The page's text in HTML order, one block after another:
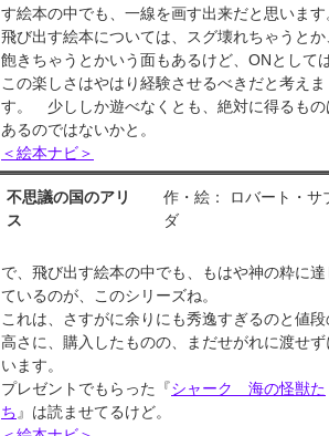
す絵本の中でも、一線を画す出来だと思います
飛び出す絵本については、スグ壊れちゃうとか
飽きちゃうとかいう面もあるけど、ONとして
この楽しさはやはり経験させるべきだと考えま
す。 少ししか遊べなくとも、絶対に得るもの
あるのではないかと。
＜絵本ナビ＞
不思議の国のアリ
ス
作・絵： ロバート・サ
ダ
で、飛び出す絵本の中でも、もはや神の粋に達
ているのが、このシリーズね。
これは、さすがに余りにも秀逸すぎるのと値段
高さに、購入したものの、まだせがれに渡せず
います。
プレゼントでもらった『シャーク 海の怪獣た
ち 』は読ませてるけど。